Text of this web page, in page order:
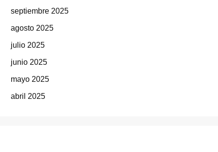
septiembre 2025
agosto 2025
julio 2025
junio 2025
mayo 2025
abril 2025